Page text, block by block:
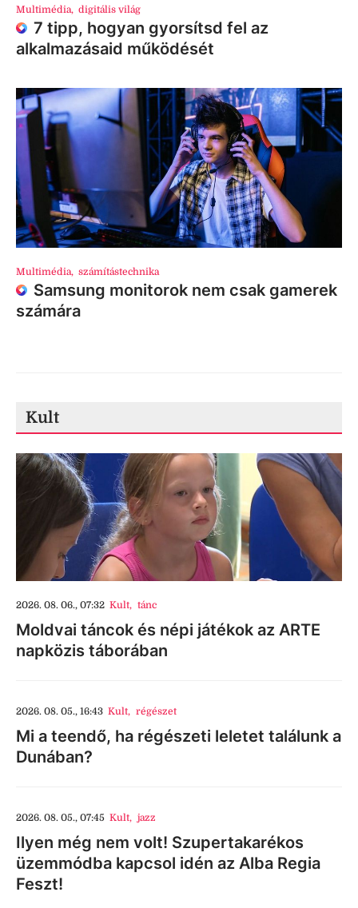
Multimédia, digitális világ
7 tipp, hogyan gyorsítsd fel az
alkalmazásaid működését
Multimédia, számítástechnika
Samsung monitorok nem csak gamerek
számára
Kult
2026. 08. 06., 07:32 Kult, tánc
Moldvai táncok és népi játékok az ARTE
napközis táborában
2026. 08. 05., 16:43 Kult, régészet
Mi a teendő, ha régészeti leletet találunk a
Dunában?
2026. 08. 05., 07:45 Kult, jazz
Ilyen még nem volt! Szupertakarékos
üzemmódba kapcsol idén az Alba Regia
Feszt!